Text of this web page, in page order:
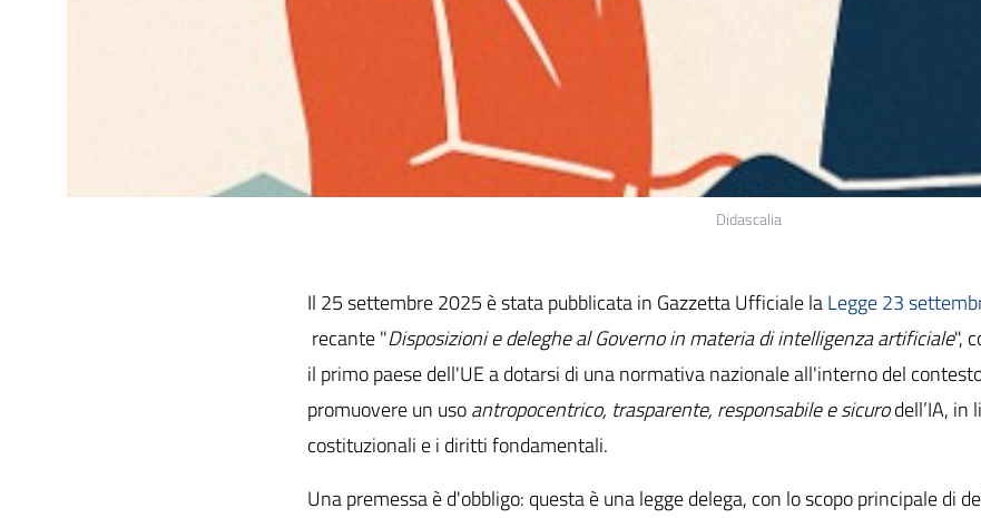
Didascalia
Il 25 settembre 2025 è stata pubblicata in Gazzetta Ufficiale laLegge 23
recante "Disposizioni e deleghe al Governo in materia di intelligenza artificiale",
il primo paese dell'UE a dotarsi di una normativa nazionale all'interno del
promuovere un usoantropocentrico, trasparente, responsabile e sicurodell’IA, in
costituzionali e i diritti fondamentali.
Una premessa è d'obbligo: questa è una legge delega, con lo scopo principale di